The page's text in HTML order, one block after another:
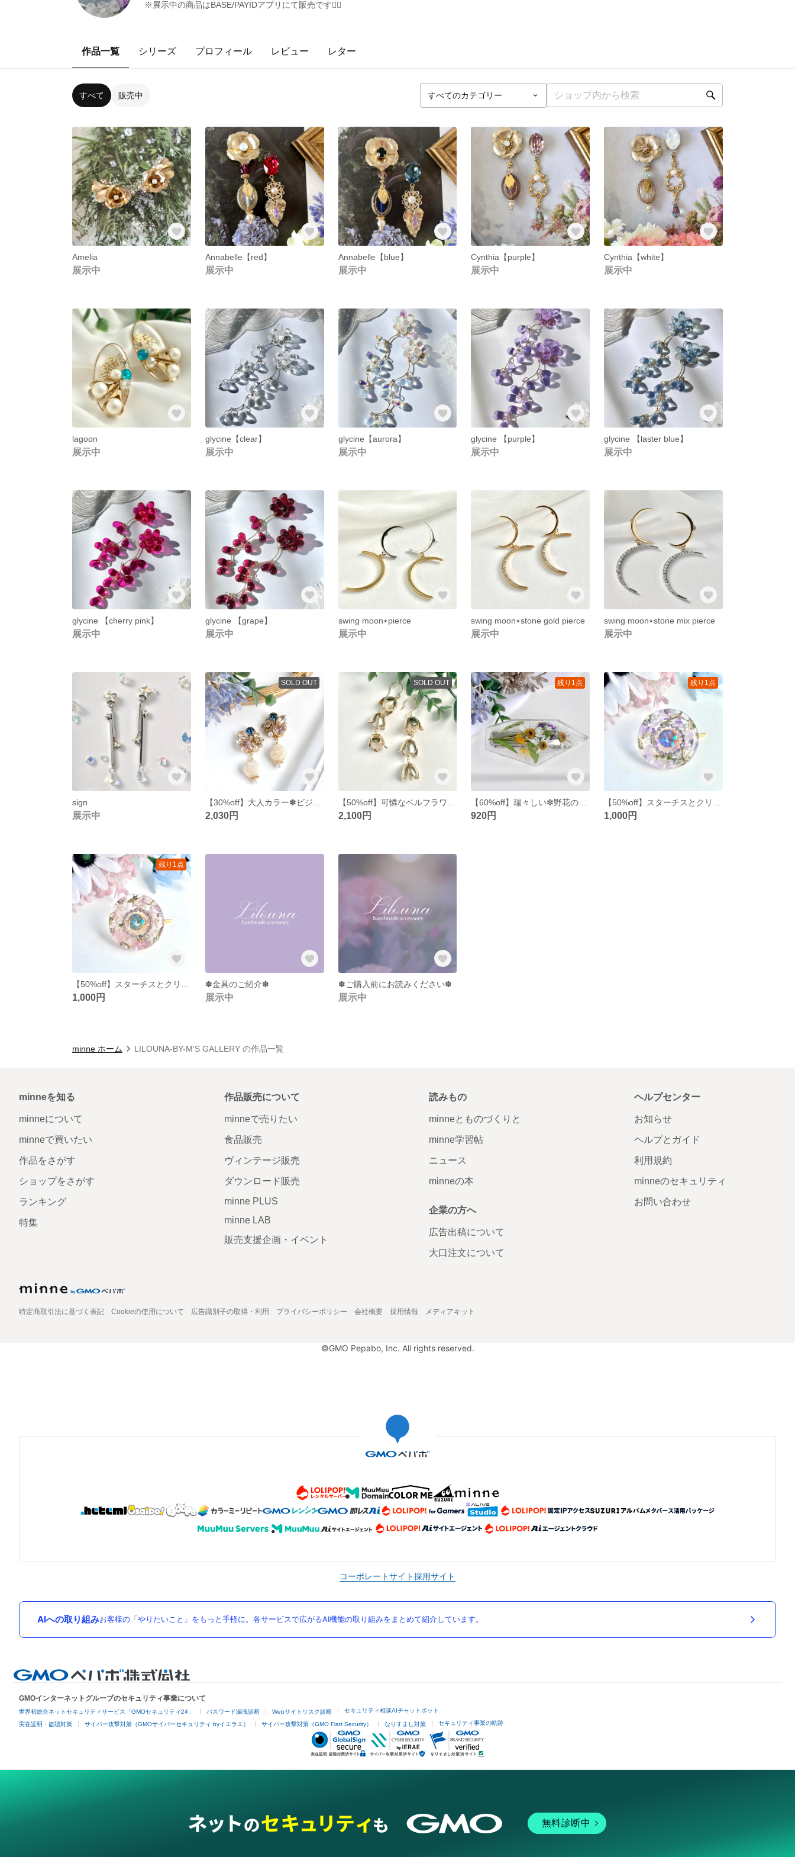
※展示中の商品はBASE/PAYIDアプリにて販売です🙇‍♀️
作品一覧 シリーズ プロフィール レビュー レター
すべて 販売中
Amelia
展示中
Annabelle【red】
展示中
Annabelle【blue】
展示中
Cynthia【purple】
展示中
Cynthia【white】
展示中
lagoon
展示中
glycine【clear】
展示中
glycine【aurora】
展示中
glycine 【purple】
展示中
glycine 【laster blue】
展示中
glycine 【cherry pink】
展示中
glycine 【grape】
展示中
swing moon٭pierce
展示中
swing moon٭stone gold pierce
展示中
swing moon٭stone mix pierce
展示中
sign
展示中
SOLD OUT
2,030円
SOLD OUT
2,100円
残り1点
920円
残り1点
1,000円
残り1点
1,000円
✽金具のご紹介✽
展示中
✽ご購入前にお読みください✽
展示中
minne ホーム LILOUNA-BY-M'S GALLERY の作品一覧
minneを知る
minneについて
minneで買いたい
作品をさがす
ショップをさがす
ランキング
特集
作品販売について
minneで売りたい
食品販売
ヴィンテージ販売
ダウンロード販売
minne PLUS
minne LAB
販売支援企画・イベント
読みもの
minneとものづくりと
minne学習帖
ニュース
minneの本
企業の方へ
広告出稿について
大口注文について
ヘルプセンター
お知らせ
ヘルプとガイド
利用規約
minneのセキュリティ
お問い合わせ
特定商取引法に基づく表記 Cookieの使用について 広告識別子の取得・利用 プライバシーポリシー 会社概要 採用情報 メディアキット
©GMO Pepabo, Inc. All rights reserved.
コーポレートサイト採用サイト
AIへの取り組みお客様の「やりたいこと」をもっと手軽に。各サービスで広がるAI機能の取り組みをまとめて紹介しています。
GMOインターネットグループのセキュリティ事業について
世界初総合ネットセキュリティサービス「GMOセキュリティ24」 パスワード漏洩診断 Webサイトリスク診断 セキュリティ相談AIチャットボット
実在証明・盗聴対策 サイバー攻撃対策（GMOサイバーセキュリティ byイエラエ） サイバー攻撃対策（GMO Flatt Security） なりすまし対策 セキュリティ事業の軌跡
無料診断中